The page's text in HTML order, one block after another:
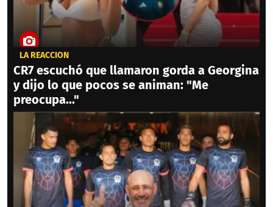
LA REACCIÓN
CR7 escuchó que llamaron gorda a Georgina
y dijo lo que pocos se animan: "Me
preocupa..."